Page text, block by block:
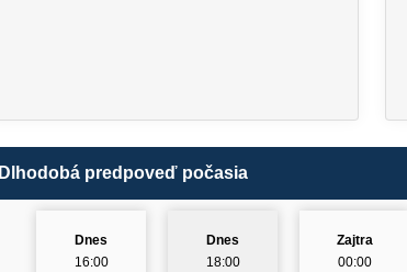
Dlhodobá predpoveď počasia
Dnes
16:00
Dnes
18:00
Zajtra
00:00